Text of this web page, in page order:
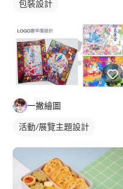
包裝設計
一撇繪圖
活動/展覽主題設計